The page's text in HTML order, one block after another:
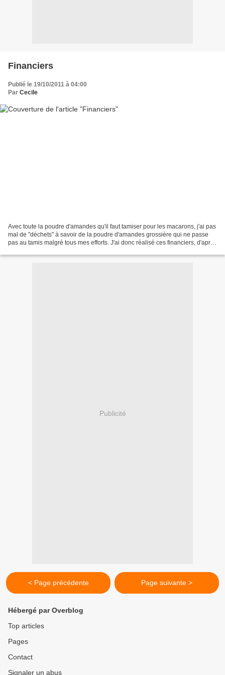
Financiers
Publié le 19/10/2011 à 04:00
Par Cecile
Avec toute la poudre d'amandes qu'il faut tamiser pour les macarons, j'ai pas
mal de "déchets" à savoir de la poudre d'amandes grossière qui ne passe
pas au tamis malgré tous mes efforts. J'ai donc réalisé ces financiers, d'après
Publicité
< Page précédente Page suivante >
Hébergé par Overblog
Top articles
Pages
Contact
Signaler un abus